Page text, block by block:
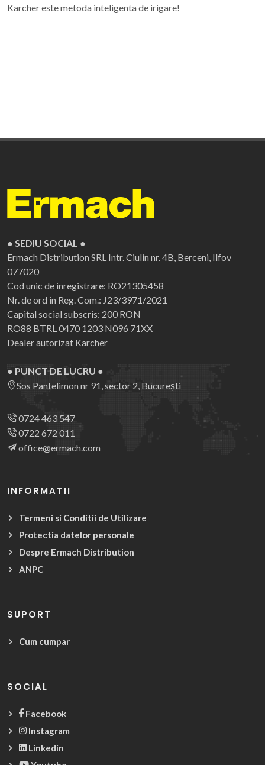
Karcher este metoda inteligenta de irigare!
● SEDIU SOCIAL ●
Ermach Distribution SRL Intr. Ciulin nr. 4B, Berceni, Ilfov
077020
Cod unic de inregistrare: RO21305458
Nr. de ord in Reg. Com.: J23/3971/2021
Capital social subscris: 200 RON
RO88 BTRL 0470 1203 N096 71XX
Dealer autorizat Karcher
● PUNCT DE LUCRU ●
Sos Pantelimon nr 91, sector 2, București
0724 463 547
0722 672 011
office@ermach.com
INFORMATII
Termeni si Conditii de Utilizare
Protectia datelor personale
Despre Ermach Distribution
ANPC
SUPORT
Cum cumpar
SOCIAL
Facebook
Instagram
Linkedin